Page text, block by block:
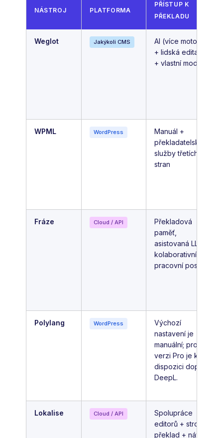
NÁSTROJ PLATFORMA
PŘÍSTUP K
PŘEKLADU
Weglot Jakýkoli CMS
AI (více motorů)
+ lidská editace
+ vlastní model AI
WPML WordPress
Manuál +
překladatelské
služby třetích
stran
Fráze Cloud / API
Překladová
paměť,
asistovaná LLM,
kolaborativní
pracovní postupy
Polylang WordPress
Výchozí
nastavení je
manuální; pro
verzi Pro je k
dispozici doplněk
DeepL.
Lokalise Cloud / API
Spolupráce
editorů + strojový
překlad + návrhy